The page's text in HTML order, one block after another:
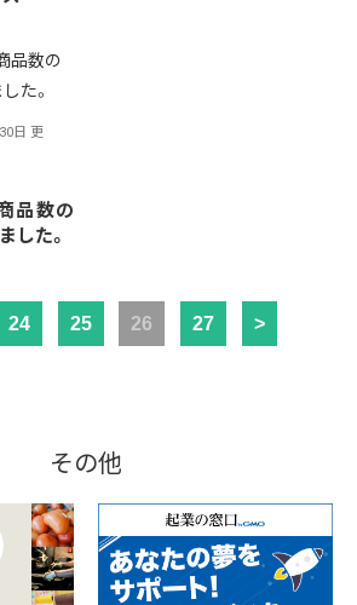
日 更
品数の
した。
24 25 26 27 >
その他